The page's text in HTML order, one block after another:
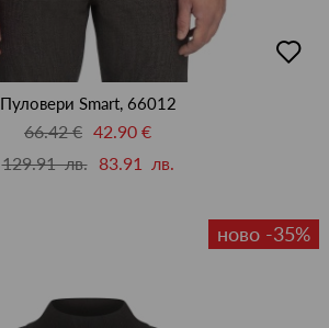
в
Пуловери Smart, 66012
66.42 € 42.90 €
129.91 лв.
83.91 лв.
ново -35%